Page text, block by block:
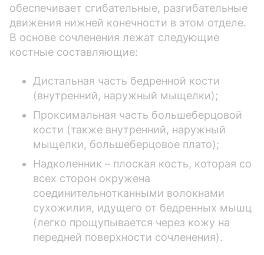
обеспечивает сгибательные, разгибательные
движения нижней конечности в этом отделе.
В основе сочленения лежат следующие
костные составляющие:
Дистальная часть бедренной кости
(внутренний, наружный мыщелки);
Проксимальная часть большеберцовой
кости (также внутренний, наружный
мыщелки, большеберцовое плато);
Надколенник – плоская кость, которая со
всех сторон окружена
соединительнотканными волокнами
сухожилия, идущего от бедренных мышц
(легко прощупывается через кожу на
передней поверхности сочленения).